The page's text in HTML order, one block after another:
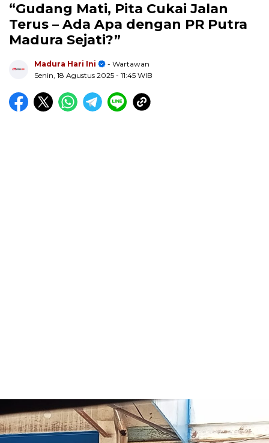
“Gudang Mati, Pita Cukai Jalan
Terus – Ada Apa dengan PR Putra
Madura Sejati?”
Madura Hari Ini
- Wartawan
Senin, 18 Agustus 2025 - 11:45 WIB
.